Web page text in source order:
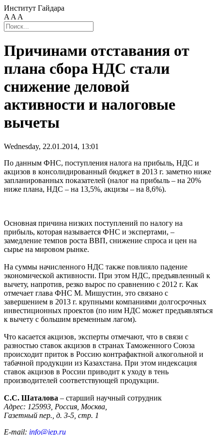
Институт Гайдара
A A A
Причинами отставания от
плана сбора НДС стали
снижение деловой
активности и налоговые
вычеты
Wednesday, 22.01.2014, 13:01
По данным ФНС, поступления налога на прибыль, НДС и
акцизов в консолидированный бюджет в 2013 г. заметно ниже
запланированных показателей (налог на прибыль – на 20%
ниже плана, НДС – на 13,5%, акцизы – на 8,6%).
Основная причина низких поступлений по налогу на
прибыль, которая называется ФНС и экспертами, –
замедление темпов роста ВВП, снижение спроса и цен на
сырье на мировом рынке.
На суммы начисленного НДС также повлияло падение
экономической активности. При этом НДС, предъявленный к
вычету, напротив, резко вырос по сравнению с 2012 г. Как
отмечает глава ФНС М. Мишустин, это связано с
завершением в 2013 г. крупными компаниями долгосрочных
инвестиционных проектов (по ним НДС может предъявляться
к вычету с большим временным лагом).
Что касается акцизов, эксперты отмечают, что в связи с
разностью ставок акцизов в странах Таможенного Союза
происходит приток в Россию контрафактной алкогольной и
табачной продукции из Казахстана. При этом индексация
ставок акцизов в России приводит к уходу в тень
производителей соответствующей продукции.
С.С. Шаталова – старший научный сотрудник
Адрес: 125993, Россия, Москва,
Газетный пер., д. 3-5, стр. 1
E-mail: info@iep.ru